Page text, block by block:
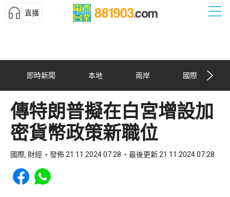
直播
即時新聞 本地 兩岸 國際
傳特朗普擬在白宮增設加
密貨幣政策新職位
國際, 財經 發佈 21.11.2024 07:28 最後更新 21.11.2024 07:28
Share to Facebook
Share to WhatsApp